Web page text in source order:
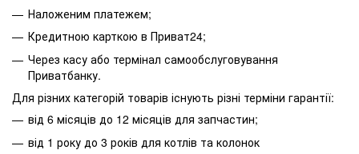
Наложеним платежем;
Кредитною карткою в Приват24;
Через касу або термінал самообслуговування
Приватбанку.
Для різних категорій товарів існують різні терміни гарантії:
від 6 місяців до 12 місяців для запчастин;
від 1 року до 3 років для котлів та колонок